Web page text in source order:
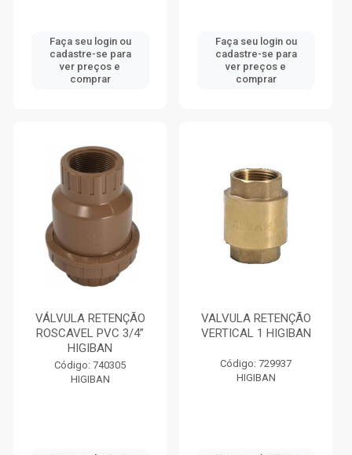
Faça seu login ou
cadastre-se para
ver preços e
comprar
Faça seu login ou
cadastre-se para
ver preços e
comprar
VÁLVULA RETENÇÃO
ROSCAVEL PVC 3/4”
HIGIBAN
Código: 740305
HIGIBAN
VALVULA RETENÇÃO
VERTICAL 1 HIGIBAN
Código: 729937
HIGIBAN